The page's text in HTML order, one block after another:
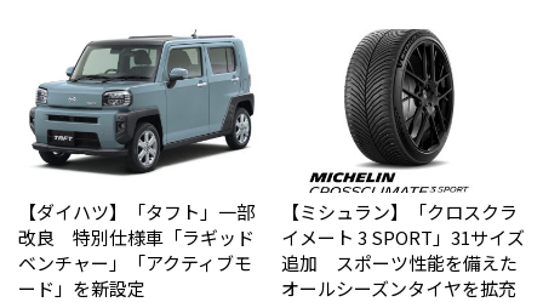
【ダイハツ】「タフト」一部
改良 特別仕様車「ラギッド
ベンチャー」「アクティブモ
ード」を新設定
【ミシュラン】「クロスクラ
イメート 3 SPORT」31サイズ
追加 スポーツ性能を備えた
オールシーズンタイヤを拡充